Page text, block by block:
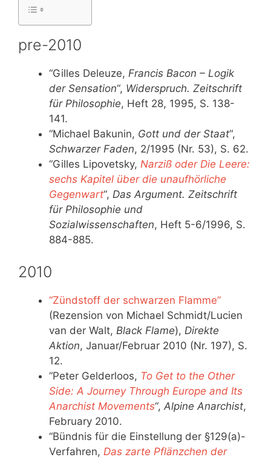
pre-2010
“Gilles Deleuze, Francis Bacon – Logik
der Sensation“, Widerspruch. Zeitschrift
für Philosophie, Heft 28, 1995, S. 138-
141.
“Michael Bakunin, Gott und der Staat“,
Schwarzer Faden, 2/1995 (Nr. 53), S. 62.
“Gilles Lipovetsky, Narziß oder Die Leere:
sechs Kapitel über die unaufhörliche
Gegenwart“, Das Argument. Zeitschrift
für Philosophie und
Sozialwissenschaften, Heft 5-6/1996, S.
884-885.
2010
“Zündstoff der schwarzen Flamme”
(Rezension von Michael Schmidt/Lucien
van der Walt, Black Flame), Direkte
Aktion, Januar/Februar 2010 (Nr. 197), S.
12.
“Peter Gelderloos, To Get to the Other
Side: A Journey Through Europe and Its
Anarchist Movements“, Alpine Anarchist,
February 2010.
“Bündnis für die Einstellung der §129(a)-
Verfahren, Das zarte Pflänzchen der